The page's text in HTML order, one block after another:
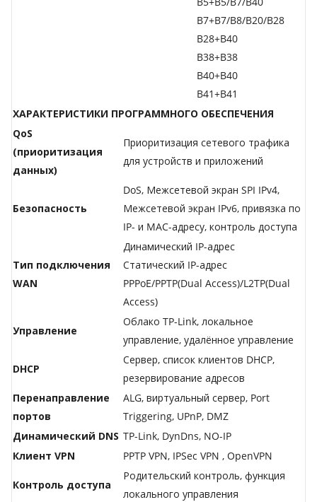
B7+B7/B8/B20/B28
B28+B40
B38+B38
B40+B40
B41+B41
ХАРАКТЕРИСТИКИ ПРОГРАММНОГО ОБЕСПЕЧЕНИЯ
QoS
(приоритизация
данных)
Приоритизация сетевого трафика
для устройств и приложений
Безопасность
DoS, Межсетевой экран SPI IPv4,
Межсетевой экран IPv6, привязка по
IP- и MAC-адресу, контроль доступа
Тип подключения
WAN
Динамический IP-адрес
Статический IP-адрес
PPPoE/PPTP(Dual Access)/L2TP(Dual
Access)
Управление
Облако TP-Link, локальное
управление, удалённое управление
DHCP
Сервер, список клиентов DHCP,
резервирование адресов
Перенаправление
портов
ALG, виртуальный сервер, Port
Triggering, UPnP, DMZ
Динамический DNS TP-Link, DynDns, NO-IP
Клиент VPN
PPTP VPN, IPSec VPN , OpenVPN
Контроль доступа
Родительский контроль, функция
локального управления